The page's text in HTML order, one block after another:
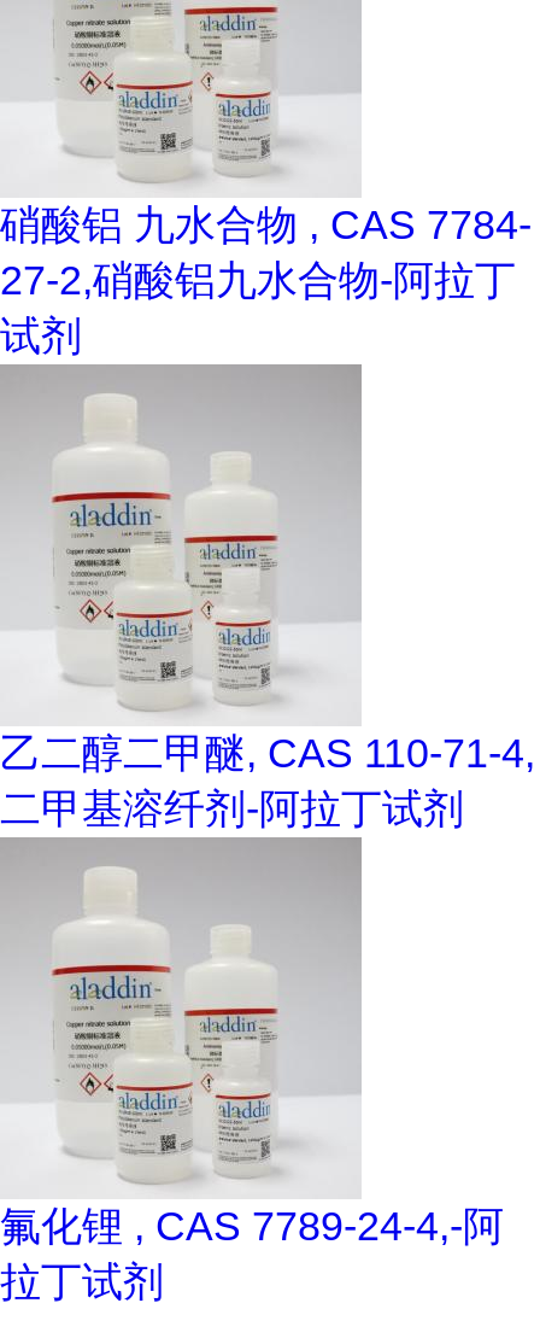
硝酸铝 九水合物 , CAS 7784-
27-2,硝酸铝九水合物-阿拉丁
试剂
乙二醇二甲醚, CAS 110-71-4,
二甲基溶纤剂-阿拉丁试剂
氟化锂 , CAS 7789-24-4,-阿
拉丁试剂